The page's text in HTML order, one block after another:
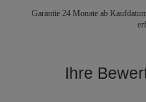
Garantie 24 Monate ab
Ihre